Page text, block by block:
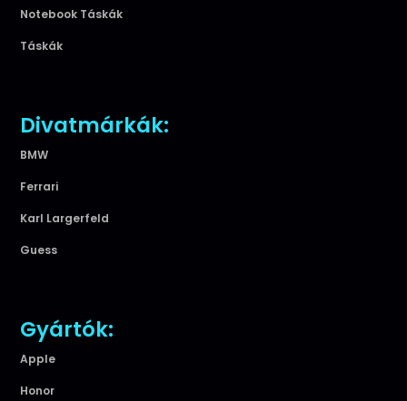
Notebook Táskák
Táskák
Divatmárkák:
BMW
Ferrari
Karl Largerfeld
Guess
Gyártók:
Apple
Honor